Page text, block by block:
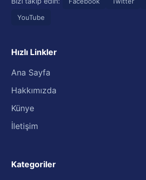
YouTube
Hızlı Linkler
Ana Sayfa
Hakkımızda
Künye
İletişim
Kategoriler